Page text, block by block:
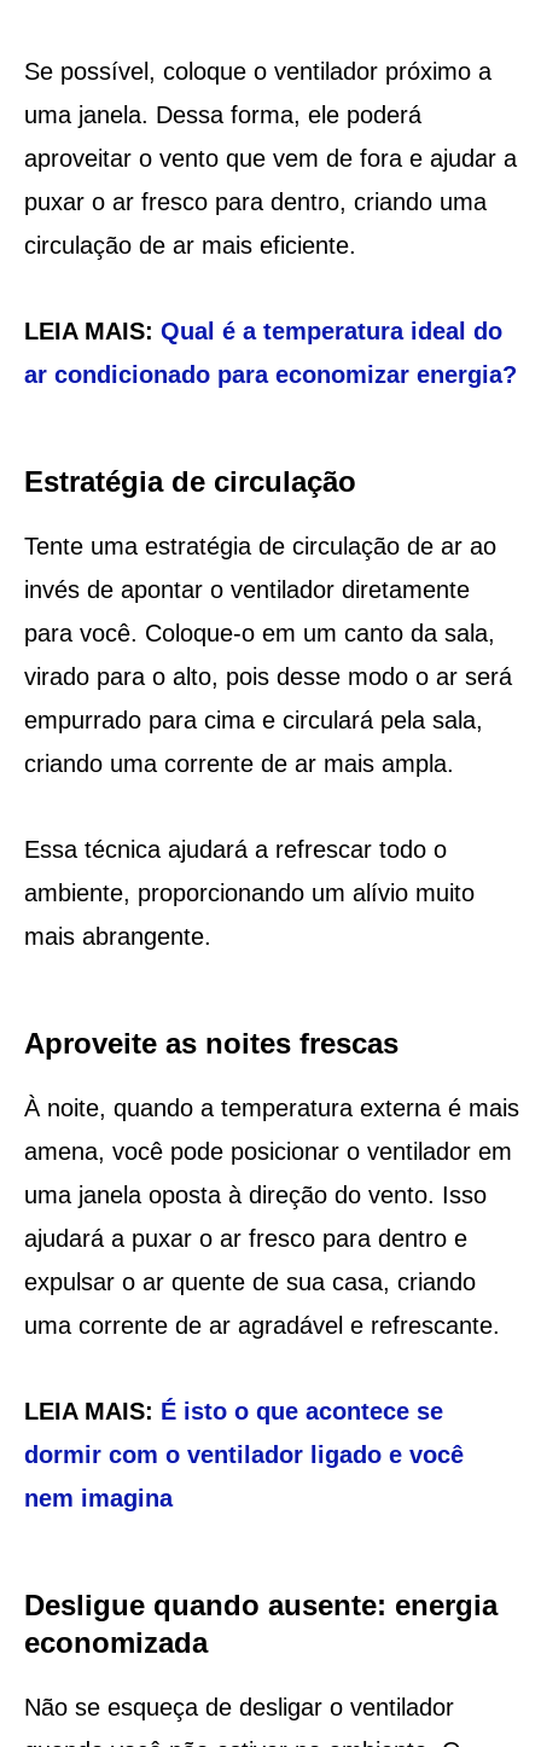
Se possível, coloque o ventilador próximo a
uma janela. Dessa forma, ele poderá
aproveitar o vento que vem de fora e ajudar a
puxar o ar fresco para dentro, criando uma
circulação de ar mais eficiente.
LEIA MAIS: Qual é a temperatura ideal do
ar condicionado para economizar energia?
Estratégia de circulação
Tente uma estratégia de circulação de ar ao
invés de apontar o ventilador diretamente
para você. Coloque-o em um canto da sala,
virado para o alto, pois desse modo o ar será
empurrado para cima e circulará pela sala,
criando uma corrente de ar mais ampla.
Essa técnica ajudará a refrescar todo o
ambiente, proporcionando um alívio muito
mais abrangente.
Aproveite as noites frescas
À noite, quando a temperatura externa é mais
amena, você pode posicionar o ventilador em
uma janela oposta à direção do vento. Isso
ajudará a puxar o ar fresco para dentro e
expulsar o ar quente de sua casa, criando
uma corrente de ar agradável e refrescante.
LEIA MAIS: É isto o que acontece se
dormir com o ventilador ligado e você
nem imagina
Desligue quando ausente: energia
economizada
Não se esqueça de desligar o ventilador